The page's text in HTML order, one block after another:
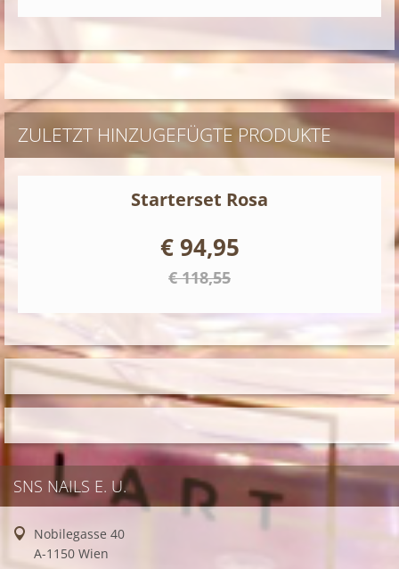
ZULETZT HINZUGEFÜGTE PRODUKTE
Starterset Rosa
€ 94,95
€ 118,55
SNS NAILS E. U.
Nobilegasse 40
A-1150 Wien